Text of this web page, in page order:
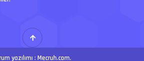
yazılımı : Mecruh.com.